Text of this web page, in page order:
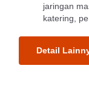
jaringan
katering,
Detail